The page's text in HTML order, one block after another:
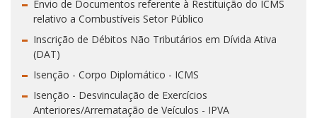
Envio de Documentos referente à Restituição do ICMS
relativo a Combustíveis Setor Público
Inscrição de Débitos Não Tributários em Dívida Ativa
(DAT)
Isenção - Corpo Diplomático - ICMS
Isenção - Desvinculação de Exercícios
Anteriores/Arrematação de Veículos - IPVA